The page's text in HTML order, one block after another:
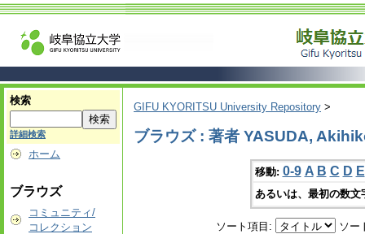
検索
詳細検索
ホーム
ブラウズ
コミュニティ/
コレクション
GIFU KYORITSU University Repository >
ブラウズ : 著者 YASUDA,
移動: 0-9 A B C D E
あるいは、最初の数
ソート項目: ソー